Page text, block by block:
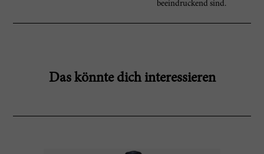
beeindruckend sind.
Das könnte dich interessieren